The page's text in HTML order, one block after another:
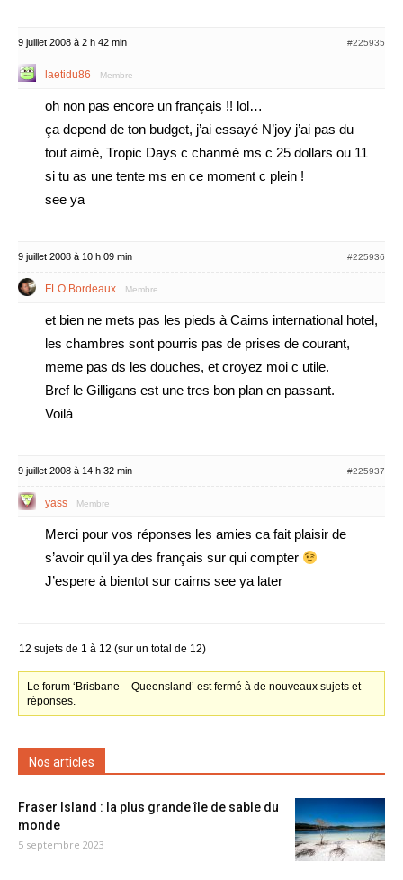
9 juillet 2008 à 2 h 42 min #225935
laetidu86 Membre
oh non pas encore un français !! lol…
ça depend de ton budget, j’ai essayé N’joy j’ai pas du
tout aimé, Tropic Days c chanmé ms c 25 dollars ou 11
si tu as une tente ms en ce moment c plein !
see ya
9 juillet 2008 à 10 h 09 min #225936
FLO Bordeaux Membre
et bien ne mets pas les pieds à Cairns international hotel,
les chambres sont pourris pas de prises de courant,
meme pas ds les douches, et croyez moi c utile.
Bref le Gilligans est une tres bon plan en passant.
Voilà
9 juillet 2008 à 14 h 32 min #225937
yass Membre
Merci pour vos réponses les amies ca fait plaisir de
s’avoir qu’il ya des français sur qui compter
J’espere à bientot sur cairns see ya later
12 sujets de 1 à 12 (sur un total de 12)
Le forum ‘Brisbane – Queensland’ est fermé à de nouveaux sujets et
réponses.
Nos articles
Fraser Island : la plus grande île de sable du
monde
5 septembre 2023